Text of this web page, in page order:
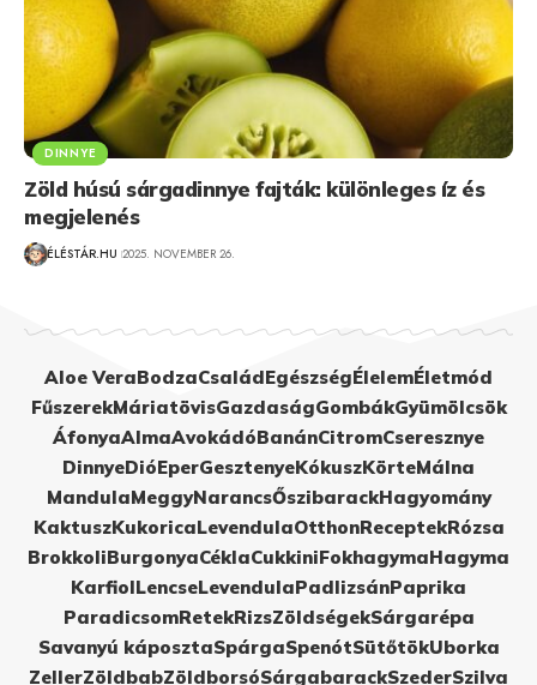
DINNYE
Zöld húsú sárgadinnye fajták: különleges íz és
megjelenés
ÉLÉSTÁR.HU 2025. NOVEMBER 26.
Aloe VeraBodzaCsaládEgészségÉlelemÉletmód
FűszerekMáriatövisGazdaságGombákGyümölcsök
ÁfonyaAlmaAvokádóBanánCitromCseresznye
DinnyeDióEperGesztenyeKókuszKörteMálna
MandulaMeggyNarancsŐszibarackHagyomány
KaktuszKukoricaLevendulaOtthonReceptekRózsa
BrokkoliBurgonyaCéklaCukkiniFokhagymaHagyma
KarfiolLencseLevendulaPadlizsánPaprika
ParadicsomRetekRizsZöldségekSárgarépa
Savanyú káposztaSpárgaSpenótSütőtökUborka
ZellerZöldbabZöldborsóSárgabarackSzederSzilva